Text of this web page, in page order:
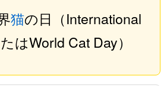
猫の日（International
はWorld Cat Day）